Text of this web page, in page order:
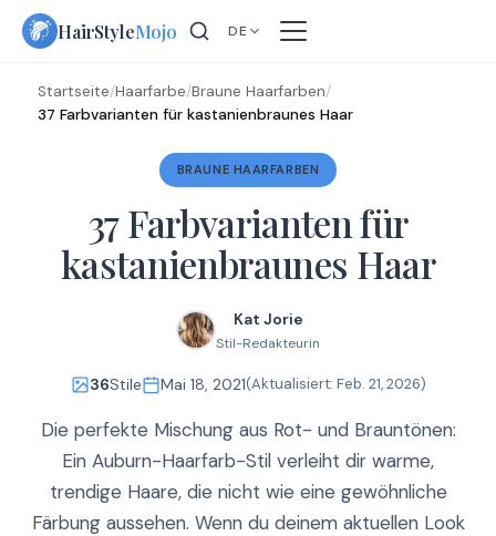
Skip
HairStyleMojo DE
Startseite/Haarfarbe/Braune Haarfarben/
37 Farbvarianten für kastanienbraunes Haar
BRAUNE HAARFARBEN
37 Farbvarianten für
kastanienbraunes Haar
Kat Jorie
Stil-Redakteurin
36Stile Mai 18, 2021(Aktualisiert: Feb. 21, 2026)
Die perfekte Mischung aus Rot- und Brauntönen:
Ein Auburn-Haarfarb-Stil verleiht dir warme,
trendige Haare, die nicht wie eine gewöhnliche
Färbung aussehen. Wenn du deinem aktuellen Look